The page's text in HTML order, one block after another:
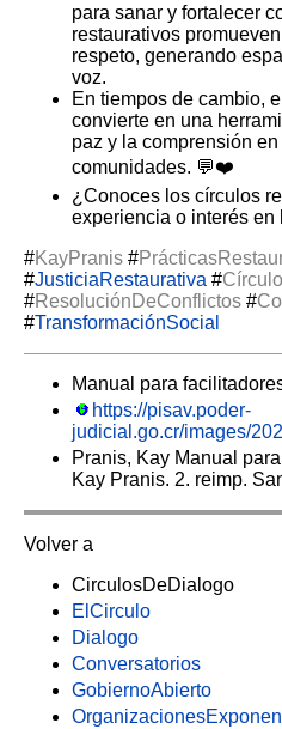
para sanar y fortalecer
restaurativos
respeto, generando
voz.
En tiempos de cambio,
convierte en una
paz y la comprensión
comunidades. 💬❤️
¿Conoces los círculos
experiencia o interés en
#KayPranis #
#JusticiaRestaurativa #
#ResoluciónDeConflictos #
#TransformaciónSocial
Manual para
https://pisav.poder-
judicial.go.cr/images/
Pranis, Kay Manual
Kay Pranis. 2. reimp.
Volver a
CirculosDeDialogo
ElCirculo
Dialogo
Conversatorios
GobiernoAbierto